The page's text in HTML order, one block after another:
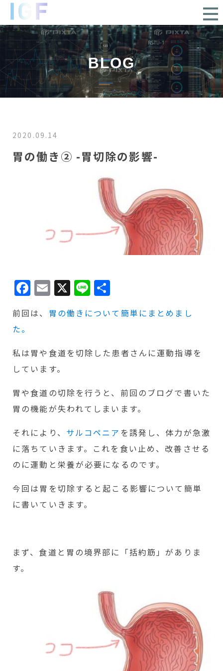
BLOG
2020.09.14
胃の働き② -胃切除の影響-
Facebook
Email
X Line
有
前回は、
胃の働きについて簡単にまとめまし
た。
私は胃や食道を切除した患者さんに運動指導を
しています。
胃や食道の切除を行うと、前回のブログで書いた
胃の機能が失われてしまいます。
それにより、 サルコペニア を誘発し、体力が急激
に落ちていきます。これを食い止め、改善させる
のに運動と栄養が必要になるのです。
今回は胃を切除すると起こる影響について簡単
に書いていきます。
まず、食道と胃の境界部に「括約筋」がありま
す。